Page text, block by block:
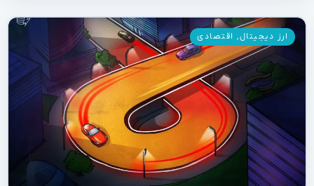
ارز دیجیتال, اقتصادی